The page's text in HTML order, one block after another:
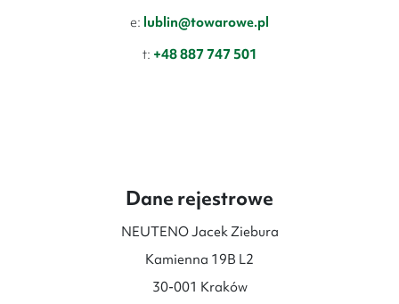
e: lublin@towarowe.pl
t: +48 887 747 501
Dane rejestrowe
NEUTENO Jacek Ziebura
Kamienna 19B L2
30-001 Kraków